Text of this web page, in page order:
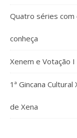
Quatro séries com
conheça
Xenem e Votação I
1ª Gincana
de Xena